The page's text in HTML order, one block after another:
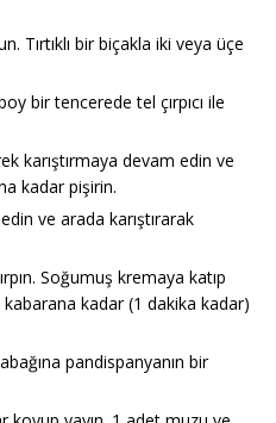
Tırtıklı bir biçakla iki veya üçe
bir tencerede tel çırpıcı ile
karıştırmaya devam edin ve
kadar pişirin.
ve arada karıştırarak
Soğumuş kremaya katıp
kadar (1 dakika kadar)
pandispanyanın bir